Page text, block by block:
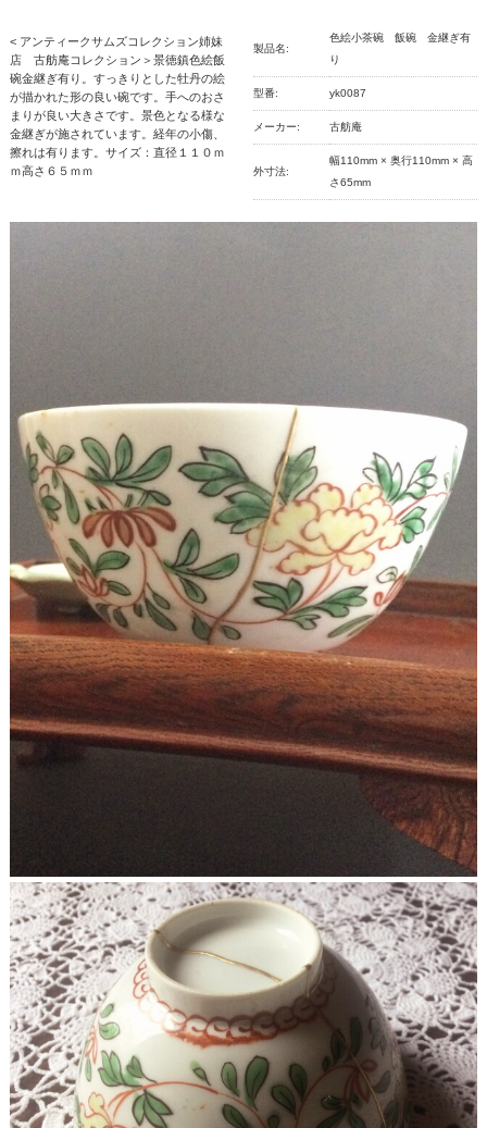
< アンティークサムズコレクション姉妹
店 古舫庵コレクション＞景徳鎮色絵飯
碗金継ぎ有り。すっきりとした牡丹の絵
が描かれた形の良い碗です。手へのおさ
まりが良い大きさです。景色となる様な
金継ぎが施されています。経年の小傷、
擦れは有ります。サイズ：直径１１０ｍ
ｍ高さ６５ｍｍ
製品名:
色絵小茶碗 飯碗 金継ぎ有
り
型番: yk0087
メーカー: 古舫庵
外寸法:
幅110mm × 奥行110mm × 高
さ65mm